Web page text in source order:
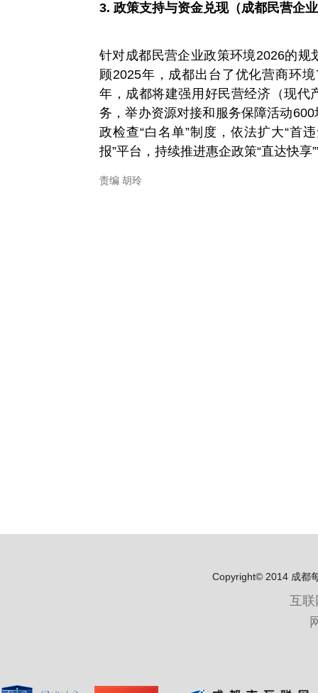
3. 政策支持与资金兑现（成都民营企
针对成都民营企业政策环境2026的规
顾2025年，成都出台了优化营商环
年，成都将建强用好民营经济（现代
务，举办资源对接和服务保障活动
政检查“白名单”制度，依法扩大“首
报”平台，持续推进惠企政策“直达快享
责编 胡玲
Copyright© 2014 成都
互